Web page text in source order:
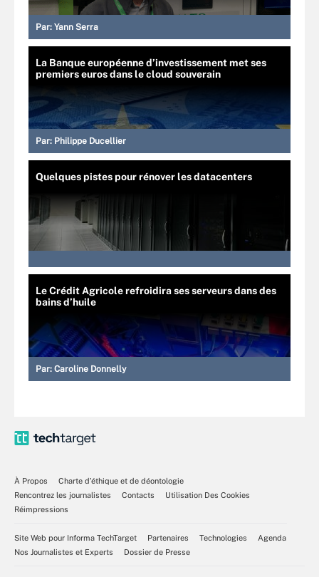
Par: Yann Serra
La Banque européenne d’investissement met ses
premiers euros dans le cloud souverain
Par: Philippe Ducellier
Quelques pistes pour rénover les datacenters
Le Crédit Agricole refroidira ses serveurs dans des
bains d’huile
Par: Caroline Donnelly
À Propos
Charte d’éthique et de déontologie
Rencontrez les journalistes
Contacts
Utilisation Des Cookies
Réimpressions
Site Web pour Informa TechTarget Partenaires Technologies
Agenda
Nos Journalistes et Experts
Dossier de Presse